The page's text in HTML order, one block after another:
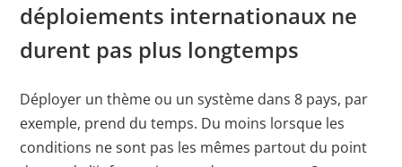
déploiements internationaux ne
durent pas plus longtemps
Déployer un thème ou un système dans 8 pays, par
exemple, prend du temps. Du moins lorsque les
conditions ne sont pas les mêmes partout du point